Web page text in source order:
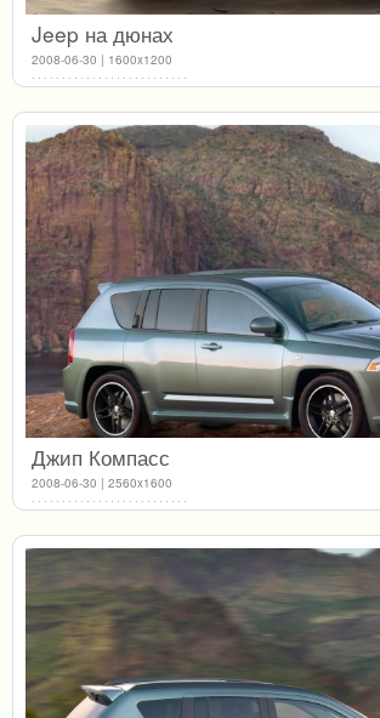
Jeep на дюнах
2008-06-30 | 1600x1200
Джип Компасс
2008-06-30 | 2560x1600